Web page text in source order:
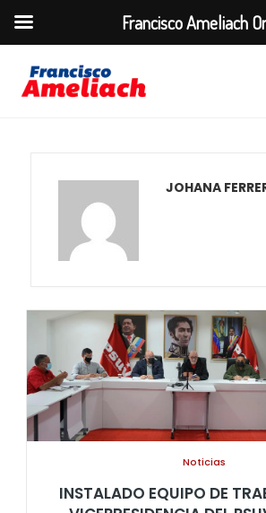
JOHANA
Noticias
INSTALADO EQUIPO DE
Francisco Ameliach